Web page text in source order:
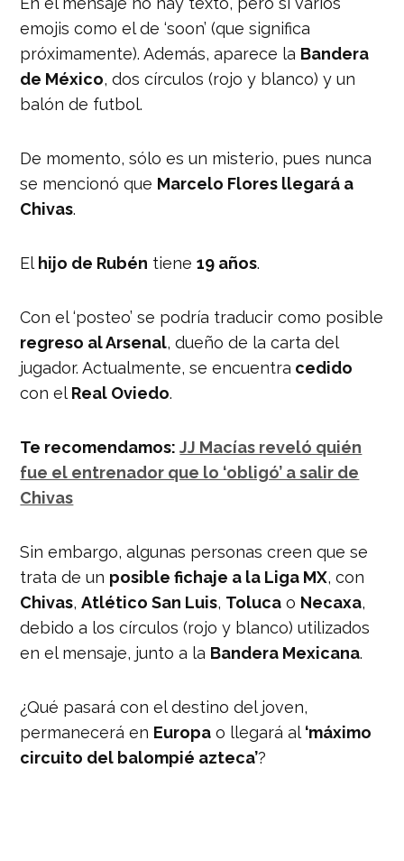
emojis como el de ‘soon’ (que significa
próximamente). Además, aparece la Bandera
de México, dos círculos (rojo y blanco) y un
balón de futbol.
De momento, sólo es un misterio, pues nunca
se mencionó que Marcelo Flores llegará a
Chivas.
El hijo de Rubén tiene19 años.
Con el ‘posteo’ se podría traducir como posible
regreso al Arsenal, dueño de la carta del
jugador. Actualmente, se encuentra cedido
con el Real Oviedo.
Te recomendamos:JJ Macías reveló quién
fue el entrenador que lo ‘obligó’ a salir de
Chivas
Sin embargo, algunas personas creen que se
trata de un posible fichaje a la Liga MX, con
Chivas,Atlético San Luis, Toluca o Necaxa,
debido a los círculos (rojo y blanco) utilizados
en el mensaje, junto a la Bandera Mexicana.
¿Qué pasará con el destino del joven,
permanecerá en Europa o llegará al ‘máximo
circuito del balompié azteca’?